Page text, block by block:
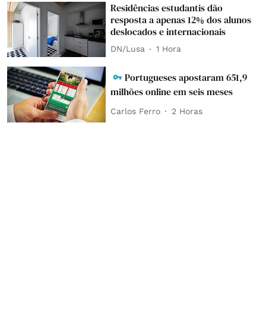
Residências estudantis dão
resposta a apenas 12% dos alunos
deslocados e internacionais
DN/Lusa 1 Hora
Portugueses apostaram 651,9
milhões online em seis meses
Carlos Ferro 2 Horas